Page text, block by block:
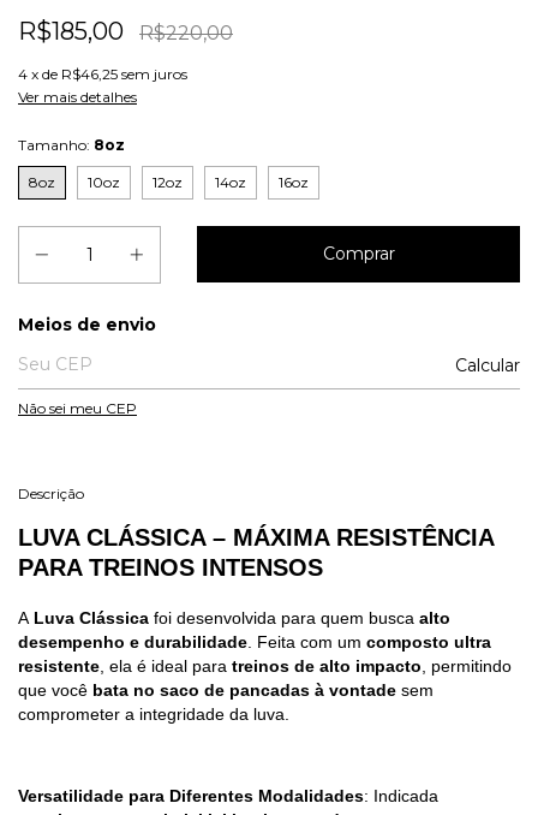
R$185,00 R$220,00
4 x de R$46,25 sem juros
Ver mais detalhes
Tamanho: 8oz
8oz 10oz 12oz 14oz 16oz
Entregas para o CEP:
Meios de envio
Calcular
Não sei meu CEP
Descrição
LUVA CLÁSSICA – MÁXIMA RESISTÊNCIA
PARA TREINOS INTENSOS
A Luva Clássica foi desenvolvida para quem busca alto
desempenho e durabilidade . Feita com um composto ultra
resistente , ela é ideal para treinos de alto impacto , permitindo
que você bata no saco de pancadas à vontade sem
comprometer a integridade da luva.
Versatilidade para Diferentes Modalidades: Indicada